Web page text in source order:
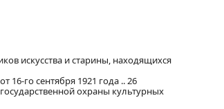
искусства и старины, находящихся
го сентября 1921 года .. 26
охраны культурных